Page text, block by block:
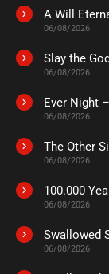
A Will
06/08/2026
Slay the
06/08/2026
Ever Night
06/08/2026
The Other
06/08/2026
100.000
06/08/2026
Swallowed
06/08/2026